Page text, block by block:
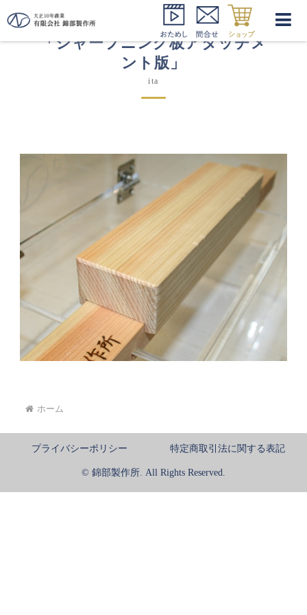
「シャープニング板アタッチメ
ント版」
ita
ホーム
プライバシーポリシー 特定商取引法に関する表記
© 錦部製作所. All Rights Reserved.